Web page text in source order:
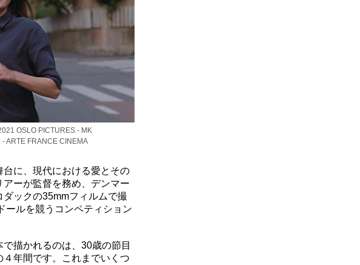
OSLO PICTURES - MK
ARTE FRANCE CINEMA
台に、現代における愛とその
ーが監督を務め、デンマー
ックの35mmフィルムで撮
ールを競うコンペティション
描かれるのは、30歳の節目
年間です。これまでいくつ